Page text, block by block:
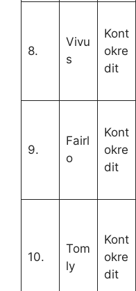
8.
Vivu
s
Kont
okre
dit
9.
Fairl
o
Kont
okre
dit
10.
Tom
ly
Kont
okre
dit